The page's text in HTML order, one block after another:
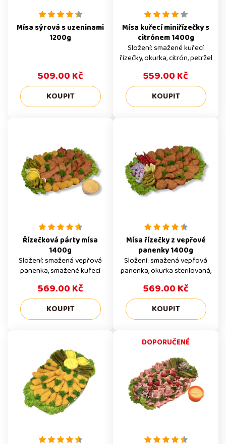
Mísa sýrová s uzeninami
1200g
509.00 Kč
Mísa kuřecí miniřízečky s
citrónem 1400g
Složení: smažené kuřecí
řízečky, okurka, citrón, petržel
559.00 Kč
Řízečková párty mísa
1400g
Složení: smažená vepřová
panenka, smažené kuřecí
stripsy, smažené kuřecí
řízečky, sterilovaná okurka,
citrón, petržel, lolo salát
569.00 Kč
Mísa řízečky z vepřové
panenky 1400g
Složení: smažená vepřová
panenka, okurka sterilovaná,
cibule, citrón, lolo salát,
petržel
569.00 Kč
DOPORUČENÉ